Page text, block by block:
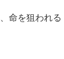
命を狙われる